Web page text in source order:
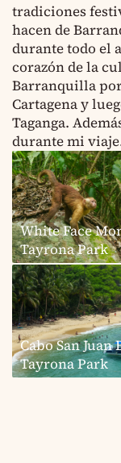
tradiciones
hacen de
durante todo el
corazón de la
Barranquilla
Cartagena y
Taganga.
durante mi
White Face
Tayrona Park
Cabo San Juan
Tayrona Park